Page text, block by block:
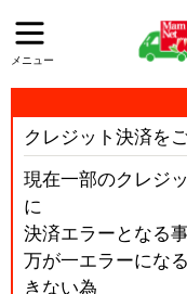
メニュー
クレジット決済を
現在一部のクレジ
に
決済エラーとなる
万が一エラーにな
きない為